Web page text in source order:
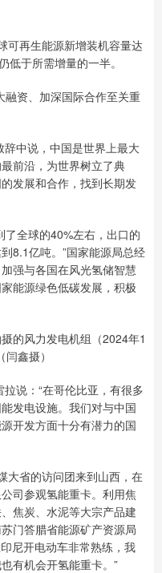
再生能源新增装机容量达
于所需增量的一半。
资、加深国际合作至关重
中说，中国是世界上最大
前沿，为世界树立了典
发展和合作，找到长期发
全球的40%左右，出口的
8.1亿吨。”国家能源局总经
强与各国在风光氢储智慧
能源绿色低碳发展，积极
风力发电机组（2024年1
鑫摄）
说：“在哥伦比亚，有很多
发电设施。我们对与中国
开发方面十分有潜力的国
省的访问团来到山西，在
司参观氢能重卡。利用焦
焦炭、水泥等大宗产品建
门答腊省能源矿产资源局
尼开电动车非常熟练，我
有机会开氢能重卡。”